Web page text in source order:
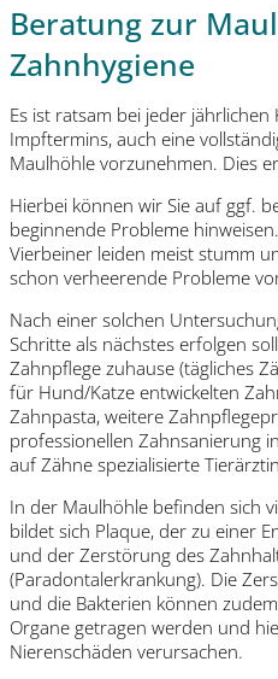
Beratung zur
Zahnhygiene
Es ist ratsam bei jeder
Impftermins, auch eine
Maulhöhle vorzunehmen. Dies
Hierbei können wir Sie auf ggf.
beginnende Probleme
Vierbeiner leiden meist stumm
schon verheerende Probleme
Nach einer solchen
Schritte als nächstes erfolgen
Zahnpflege zuhause (tägliches
für Hund/Katze entwickelten
Zahnpasta, weitere
professionellen Zahnsanierung
auf Zähne spezialisierte
In der Maulhöhle befinden sich
bildet sich Plaque, der zu einer
und der Zerstörung des
(Paradontalerkrankung). Die
und die Bakterien können
Organe getragen werden und
Nierenschäden verursachen.